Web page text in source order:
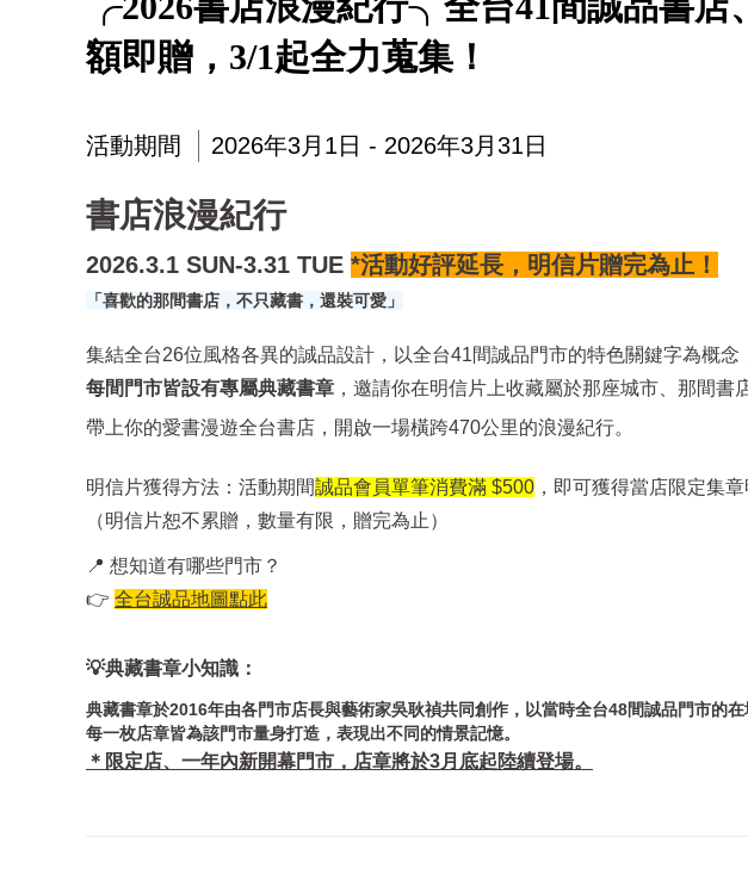
額即贈，3/1起全力蒐集！
活動期間 2026年3月1日 - 2026年3月31日
書店浪漫紀行
2026.3.1 SUN-3.31 TUE *活動好評延長，明信片贈完為止！
「喜歡的那間書店，不只藏書，還裝可愛」
集結全台26位風格各異的誠品設計，以全台41間誠品門市的特色關鍵字為概念
每間門市皆設有專屬典藏書章 ，邀請你在明信片上收藏屬於那座城市、那間書
帶上你的愛書漫遊全台書店，開啟一場橫跨470公里的浪漫紀行。
明信片獲得方法：活動期間誠品會員單筆消費滿 $500 ，即可獲得當店限定集
（明信片恕不累贈，數量有限，贈完為止）
📍 想知道有哪些門市？
👉 全台誠品地圖點此
💡典藏書章小知識：
典藏書章於2016年由各門市店長與藝術家吳耿禎共同創作，以當時全台48間誠品門市的在
每一枚店章皆為該門市量身打造，表現出不同的情景記憶。
＊限定店、一年內新開幕門市，店章將於3月底起陸續登場。